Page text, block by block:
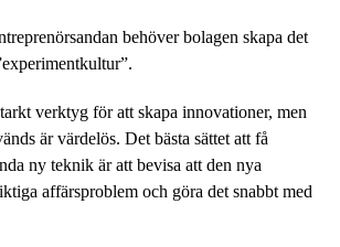
behöver bolagen skapa det
verktyg för att skapa innovationer, men
är värdelös. Det bästa sättet att få
ny teknik är att bevisa att den nya
affärsproblem och göra det snabbt med